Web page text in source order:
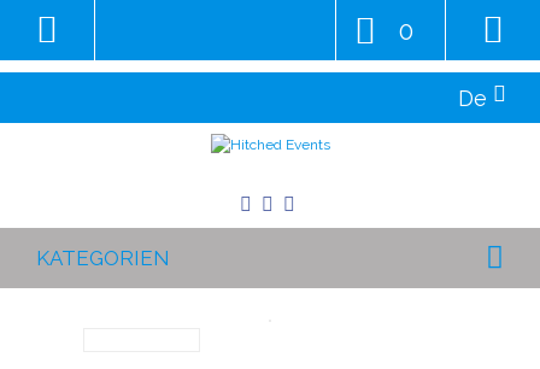
De
0
KATEGORIEN